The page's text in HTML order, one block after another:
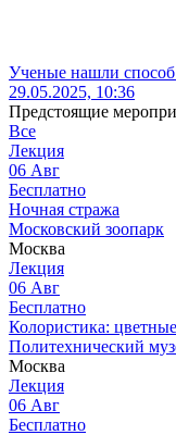
Ученые нашли способ
29.05.2025, 10:36
Предстоящие
Все
Лекция
06 Авг
Бесплатно
Ночная стража
Московский зоопарк
Москва
Лекция
06 Авг
Бесплатно
Колористика:
Политехнический
Москва
Лекция
06 Авг
Бесплатно